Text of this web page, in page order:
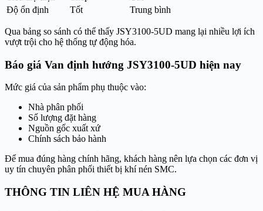
Độ ổn định
Tốt Trung bình
Qua bảng so sánh có thể thấy JSY3100-5UD mang lại nhiều lợi ích
vượt trội cho hệ thống tự động hóa.
Báo giá Van định hướng JSY3100-5UD hiện nay
Mức giá của sản phẩm phụ thuộc vào:
Nhà phân phối
Số lượng đặt hàng
Nguồn gốc xuất xứ
Chính sách bảo hành
Để mua đúng hàng chính hãng, khách hàng nên lựa chọn các đơn vị
uy tín chuyên phân phối thiết bị khí nén SMC.
THÔNG TIN LIÊN HỆ MUA HÀNG